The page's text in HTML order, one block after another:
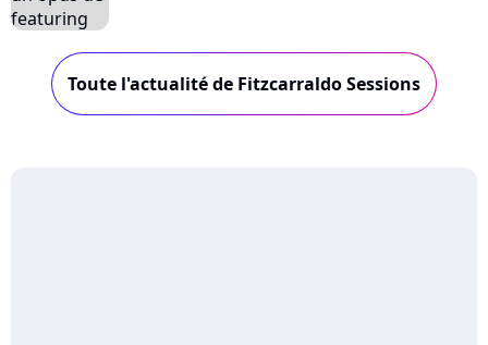
Toute l'actualité de Fitzcarraldo Sessions